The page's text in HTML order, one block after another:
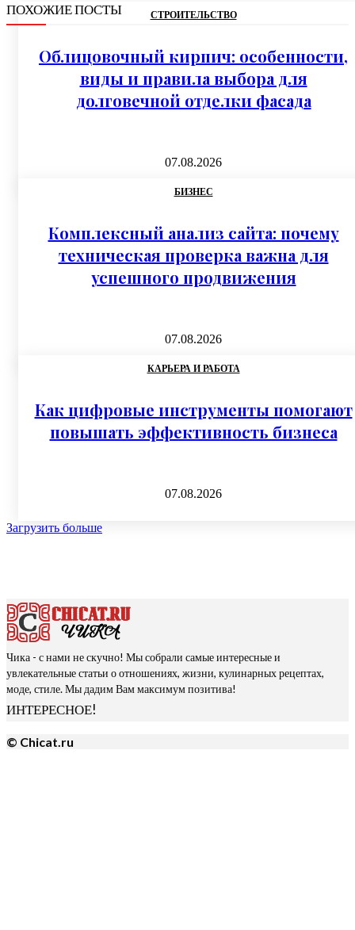
ПОХОЖИЕ ПОСТЫ СТРОИТЕЛЬСТВО
Облицовочный кирпич: особенности,
виды и правила выбора для
долговечной отделки фасада
07.08.2026
БИЗНЕС
Комплексный анализ сайта: почему
техническая проверка важна для
успешного продвижения
07.08.2026
КАРЬЕРА И РАБОТА
Как цифровые инструменты помогают
повышать эффективность бизнеса
07.08.2026
Загрузить больше
Чика - с нами не скучно! Мы собрали самые интересные и
увлекательные статьи о отношениях, жизни, кулинарных рецептах,
моде, стиле. Мы дадим Вам максимум позитива!
ИНТЕРЕСНОЕ!
© Chicat.ru